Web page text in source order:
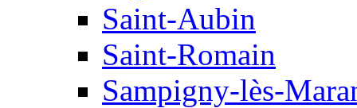
Saint-Aubin
Saint-Romain
Sampigny-lès-